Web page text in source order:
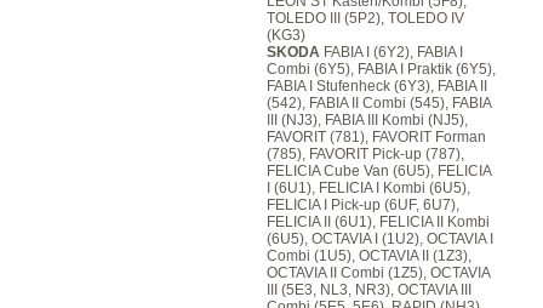
TOLEDO III (5P2), TOLEDO IV
(KG3)
SKODA FABIA I (6Y2), FABIA I
Combi (6Y5), FABIA I Praktik (6Y5),
FABIA I Stufenheck (6Y3), FABIA II
(542), FABIA II Combi (545), FABIA
III (NJ3), FABIA III Kombi (NJ5),
FAVORIT (781), FAVORIT Forman
(785), FAVORIT Pick-up (787),
FELICIA Cube Van (6U5), FELICIA
I (6U1), FELICIA I Kombi (6U5),
FELICIA I Pick-up (6UF, 6U7),
FELICIA II (6U1), FELICIA II Kombi
(6U5), OCTAVIA I (1U2), OCTAVIA I
Combi (1U5), OCTAVIA II (1Z3),
OCTAVIA II Combi (1Z5), OCTAVIA
III (5E3, NL3, NR3), OCTAVIA III